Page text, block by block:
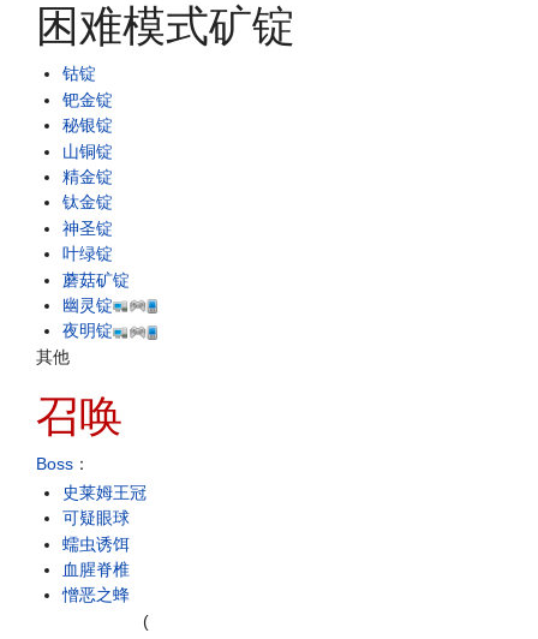
困难模式矿锭
钴锭
钯金锭
秘银锭
山铜锭
精金锭
钛金锭
神圣锭
叶绿锭
蘑菇矿锭
幽灵锭
夜明锭
其他
召唤
Boss ：
史莱姆王冠
可疑眼球
蠕虫诱饵
血腥脊椎
憎恶之蜂
(